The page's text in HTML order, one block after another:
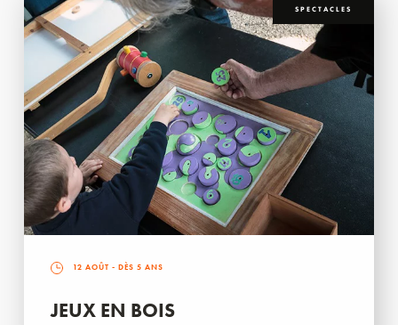
SPECTACLES
12 AOÛT - DÈS 5 ANS
JEUX EN BOIS